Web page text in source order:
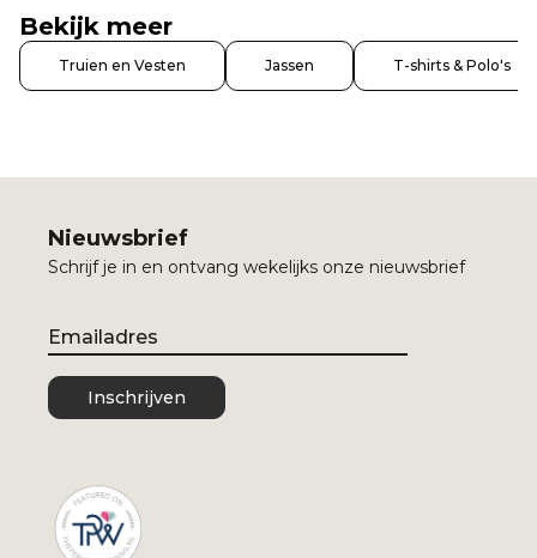
Bekijk meer
Truien en Vesten Jassen T-shirts & Polo's
Nieuwsbrief
Schrijf je in en ontvang wekelijks onze nieuwsbrief
Email
Inschrijven